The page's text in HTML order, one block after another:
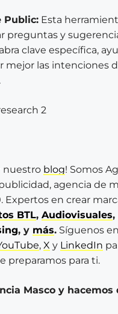
Public: Esta
preguntas y
clave específica,
mejor las intenciones
nuestro blog! Somos
agencia de
Expertos en crear
BTL, Audiovisuales,
, y más. Síguenos en
, X y LinkedIn
preparamos para ti.
Masco y hacemos